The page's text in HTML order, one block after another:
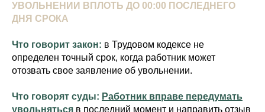
УВОЛЬНЕНИИ ВПЛОТЬ ДО 00:00 ПОСЛЕДНЕГО
ДНЯ СРОКА
Что говорит закон: в Трудовом кодексе не
определен точный срок, когда работник может
отозвать свое заявление об увольнении.
Что говорят суды: Работник вправе передумать
увольняться в последний момент и направить отзыв